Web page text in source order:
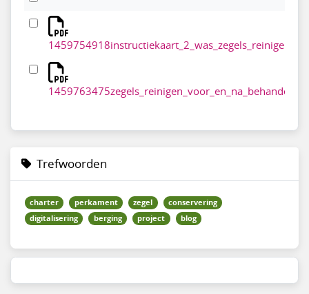
Trefwoorden
charter perkament zegel
conservering
digitalisering
berging project blog